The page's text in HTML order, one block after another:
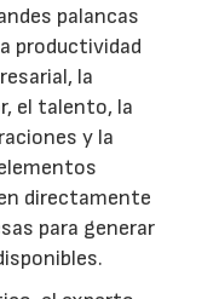
palancas
productividad
la
el talento, la
y la
directamente
para generar